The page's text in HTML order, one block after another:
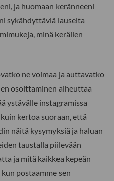
ja huomaan keränneeni
sykähdyttäviä lauseita
minä keräilen
ne voimaa ja auttavatko
osoittaminen aiheuttaa
ystävälle instagramissa
kertoa suoraan, että
näitä kysymyksiä ja haluan
taustalla piilevään
ja mitä kaikkea kepeän
postaamme sen